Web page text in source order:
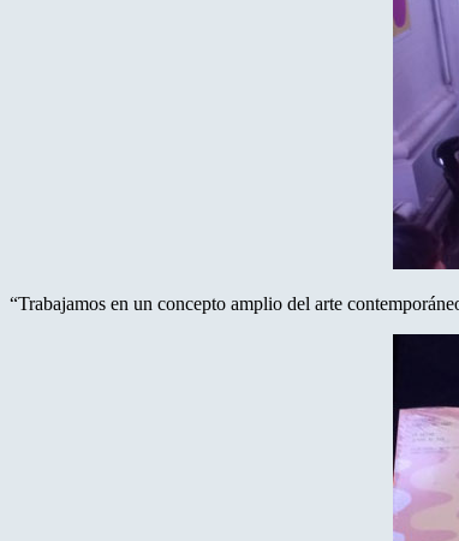
“Trabajamos en un concepto amplio del arte